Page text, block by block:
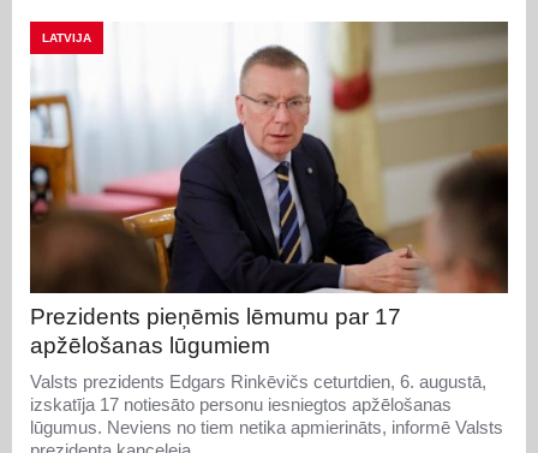
LATVIJA
Prezidents pieņēmis lēmumu par 17
apžēlošanas lūgumiem
Valsts prezidents Edgars Rinkēvičs ceturtdien, 6. augustā,
izskatīja 17 notiesāto personu iesniegtos apžēlošanas
lūgumus. Neviens no tiem netika apmierināts, informē Valsts